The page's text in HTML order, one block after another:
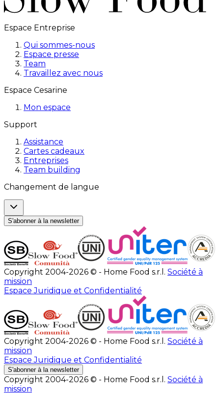
Espace Entreprise
Qui sommes-nous
Espace presse
Team
Travaillez avec nous
Espace Cesarine
Mon espace
Support
Assistance
Cartes cadeaux
Entreprises
Team building
Changement de langue
S'abonner à la newsletter
Copyright 2004-2026 © - Home Food s.r.l. Société à
mission
Espace Juridique et Confidentialité
Copyright 2004-2026 © - Home Food s.r.l. Société à
mission
Espace Juridique et Confidentialité
S'abonner à la newsletter
Copyright 2004-2026 © - Home Food s.r.l. Société à
mission